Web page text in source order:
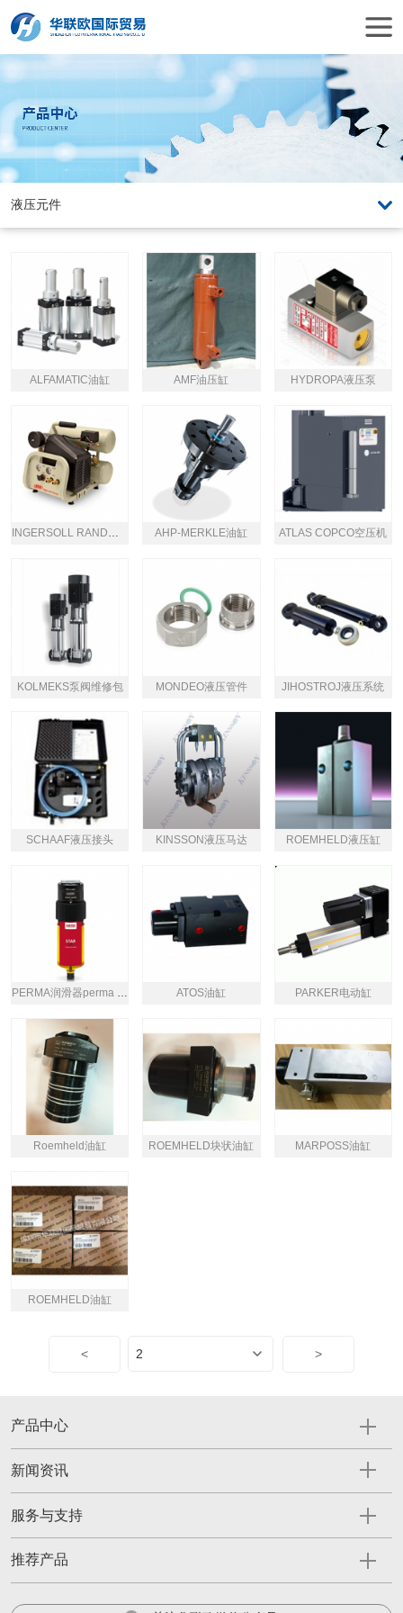
ALFAMATIC油缸 AMF油压缸 HYDROPA液压泵
INGERSOLL RAND空压机 AHP-MERKLE油缸 ATLAS COPCO空压机
KOLMEKS泵阀维修包 MONDEO液压管件 JIHOSTROJ液压系统
SCHAAF液压接头 KINSSON液压马达 ROEMHELD液压缸
PERMA润滑器perma STAR VARIO系列 ATOS油缸 PARKER电动缸
Roemheld油缸 ROEMHELD块状油缸 MARPOSS油缸
ROEMHELD油缸
< >
产品中心
新闻资讯
服务与支持
推荐产品